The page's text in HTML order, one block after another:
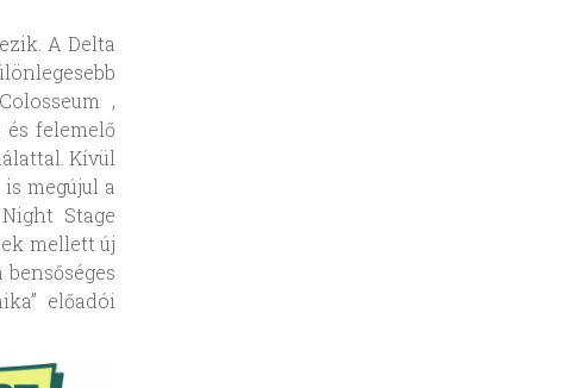
A Delta
,
felemelő
Kívül
megújul a
Stage
mellett új
előadói